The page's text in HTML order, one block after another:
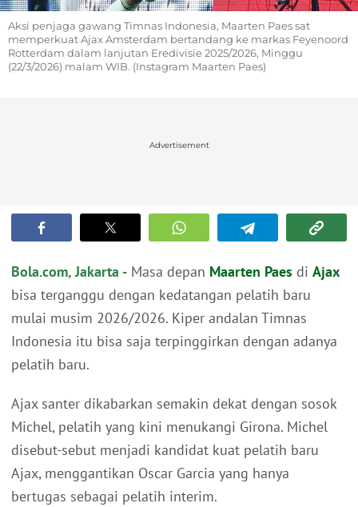
Aksi penjaga gawang Timnas Indonesia, Maarten Paes sat
memperkuat Ajax Amsterdam bertandang ke markas Feyenoord
Rotterdam dalam lanjutan Eredivisie 2025/2026, Minggu
(22/3/2026) malam WIB. (Instagram Maarten Paes)
Advertisement
Bola.com, Jakarta - Masa depan Maarten Paes di Ajax
bisa terganggu dengan kedatangan pelatih baru
mulai musim 2026/2026. Kiper andalan Timnas
Indonesia itu bisa saja terpinggirkan dengan adanya
pelatih baru.
Ajax santer dikabarkan semakin dekat dengan sosok
Michel, pelatih yang kini menukangi Girona. Michel
disebut-sebut menjadi kandidat kuat pelatih baru
Ajax, menggantikan Oscar Garcia yang hanya
bertugas sebagai pelatih interim.